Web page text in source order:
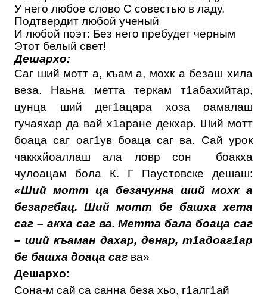
У него любое слово С совестью в ладу.
Подтвердит любой ученый
И любой поэт: Без него пребудет черным
Этот белый свет!
Дешархо:
Саг ший мотт а, къам а, мохк а безаш хила
веза. Наьна метта теркам т1абахийтар,
цунца ший дег1ацара хоза оамалаш
гучаяхар да вай х1аране декхар. Ший мотт
боаца саг оаг1ув боаца саг ва. Сай урок
чаккхйоаллаш ала ловр сон боакха
чулоацам бола К. Г Паустовске дешаш:
«Ший мотт ца безачунна ший мохк а
безаргбац. Ший мотт бе башха хета
саг – акха саг ва. Метта бала боаца саг
– ший къаман дахар, денар, т1адоаг1ар
бе башха доаца саг ва»
Дешархо:
Сона-м сай са санна беза хьо, г1алг1ай